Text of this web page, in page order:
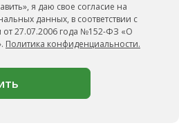
я даю свое согласие на
данных, в соответствии с
27.07.2006 года №152-ФЗ «О
Политика конфиденциальности.